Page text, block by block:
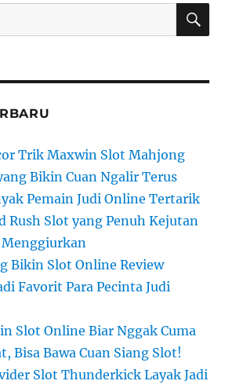
Trik Maxwin Slot Mahjong
Bikin Cuan Ngalir Terus
Pemain Judi Online Tertarik
Rush Slot yang Penuh Kejutan
Bikin Slot Online Review
Favorit Para Pecinta Judi
Slot Online Biar Nggak Cuma
Bisa Bawa Cuan Siang Slot!
Slot Thunderkick Layak Jadi